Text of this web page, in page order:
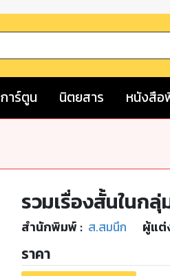
การ์ตูน นิตยสาร หนังสื
รวมเรื่องสั้นในก
สำนักพิมพ์ : ส.สมนึก ผู้แต่
ราคา